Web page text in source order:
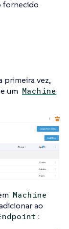
fornecido
primeira vez,
um Machine
Machine
ao
: